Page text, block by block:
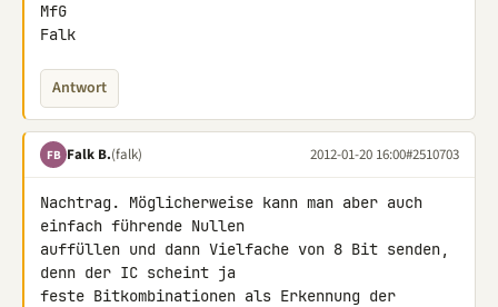
MfG
Falk
Antwort
FB Falk B.(falk) 2012-01-20 16:00#2510703
Nachtrag. Möglicherweise kann man aber auch
einfach führende Nullen
auffüllen und dann Vielfache von 8 Bit senden,
denn der IC scheint ja
feste Bitkombinationen als Erkennung der